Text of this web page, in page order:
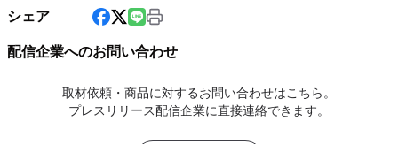
シェア
配信企業へのお問い合わせ
取材依頼・商品に対するお問い合わせはこちら。
プレスリリース配信企業に直接連絡できます。